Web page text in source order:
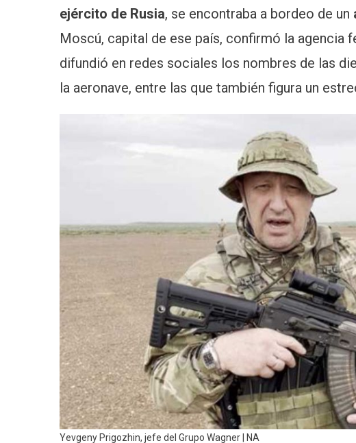
ejército de Rusia, se encontraba a bordeo de un
Moscú, capital de ese país, confirmó la agencia
difundió en redes sociales los nombres de las
la aeronave, entre las que también figura un
Yevgeny Prigozhin, jefe del Grupo Wagner | NA